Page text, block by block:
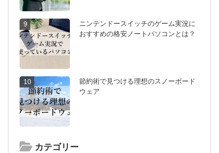
9
ニンテンドースイッチのゲーム実況に
おすすめの格安ノートパソコンとは？
10
節約術で見つける理想のスノーボード
ウェア
カテゴリー